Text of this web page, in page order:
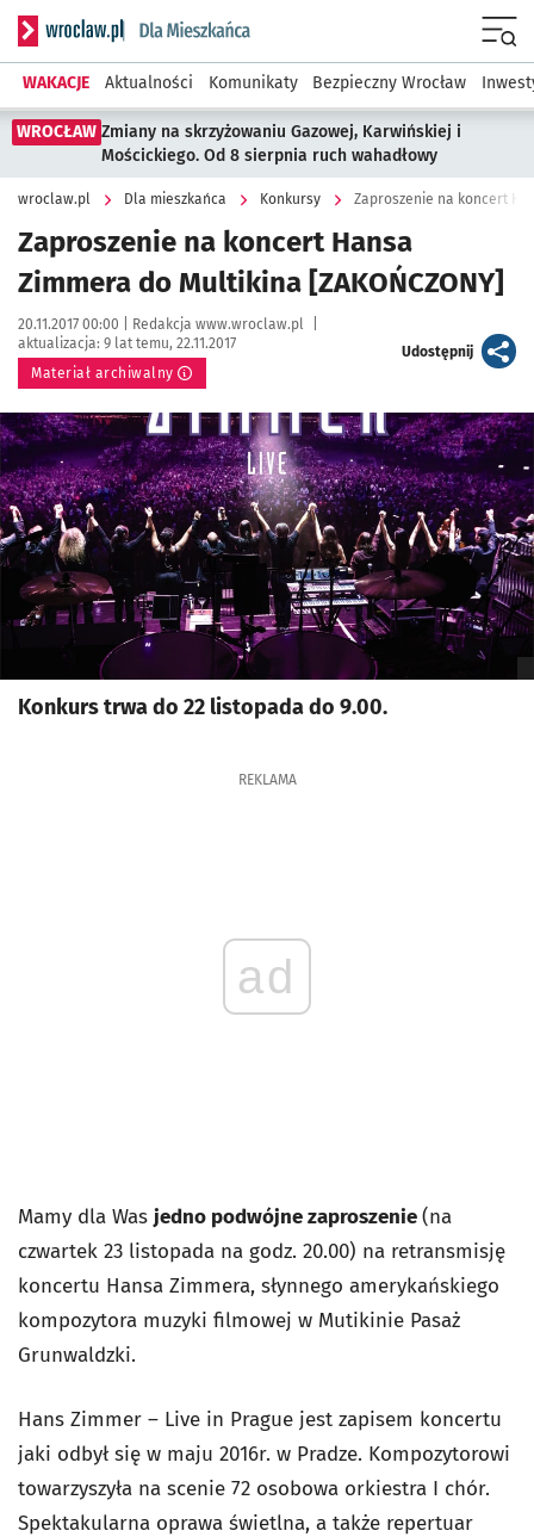
Serwis informacyjny wroclaw.pl podserwis: Dla mieszkańca
WAKACJE Aktualności Komunikaty Bezpieczny Wrocław
WROCŁAW Zmiany na skrzyżowaniu Gazowej, Karwińskiej i
Mościckiego. Od 8 sierpnia ruch wahadłowy
wroclaw.pl Dla mieszkańca Konkursy Zaproszenie na koncert
Zaproszenie na koncert Hansa
Zimmera do Multikina [ZAKOŃCZONY]
Data publikacji:
20.11.2017 00:00 | Autor:
Redakcja www.wroclaw.pl
aktualizacja: 9 lat temu, 22.11.2017
Materiał archiwalny
Udostępnijartykuł
Kliknij, aby powiększyć
Konkurs trwa do 22 listopada do 9.00.
REKLAMA
ad
Mamy dla Was jedno podwójne zaproszenie(na
czwartek 23 listopada na godz. 20.00) na retransmisję
koncertu Hansa Zimmera, słynnego amerykańskiego
kompozytora muzyki filmowej w Mutikinie Pasaż
Grunwaldzki.
Hans Zimmer – Live in Prague jest zapisem koncertu
jaki odbył się w maju 2016r. w Pradze. Kompozytorowi
towarzyszyła na scenie 72 osobowa orkiestra I chór.
Spektakularna oprawa świetlna, a także repertuar